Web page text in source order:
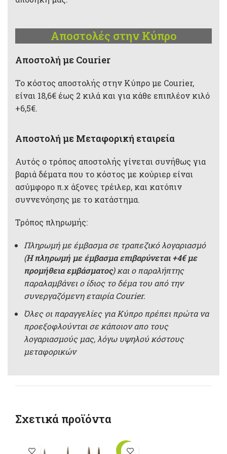
Αποστολές στην Κύπρο
Aποστολή με Courier
Το κόστος αποστολής στην Κύπρο με Courier,
είναι 18,6€ έως 2 κιλά και για κάθε επιπλέον κιλό
+6,5€.
Αποστολή με Μεταφορική εταιρεία
Αυτός ο τρόπος αποστολής γίνεται συνήθως για
βαριά δέματα που το κόστος με κούριερ είναι
ασύμφορο π.χ άξονες τρέιλερ, και κατόπιν
συννενόησης με το κατάστημα.
Τρόπος πληρωμής:
Πληρωμή με έμβασμα σε τραπεζικό λογαριασμό
(Η πληρωμή με έμβασμα επιβαρύνεται +4€ με
προμήθεια εμβάσματος) και ο παραλήπτης
παραλαμβάνει ο ίδιος το δέμα του από την
συνεργαζόμενη εταιρία Courier.
Όλες οι παραγγελίες για Κύπρο πρέπει πρώτα να
προεξοφλούνται σε κάποιον απο τους
λογαριασμούς μας, λόγω υψηλού κόστους
μεταφορικών
Σχετικά προϊόντα
-10%